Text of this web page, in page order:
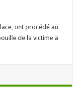
ont procédé au
de la victime a